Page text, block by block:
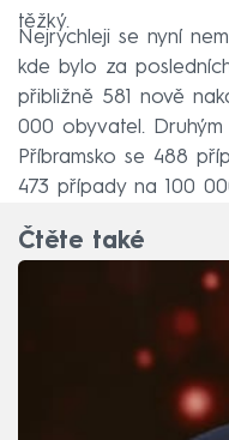
těžký.
Nejrychleji se nyní
kde bylo za
přibližně 581 nově
000 obyvatel. Druhým
Příbramsko se 488
473 případy na 100
Čtěte také